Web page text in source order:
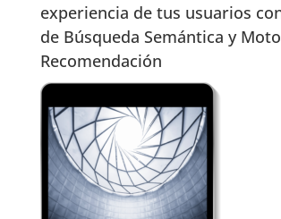
experiencia de tus usuarios
de Búsqueda Semántica y
Recomendación